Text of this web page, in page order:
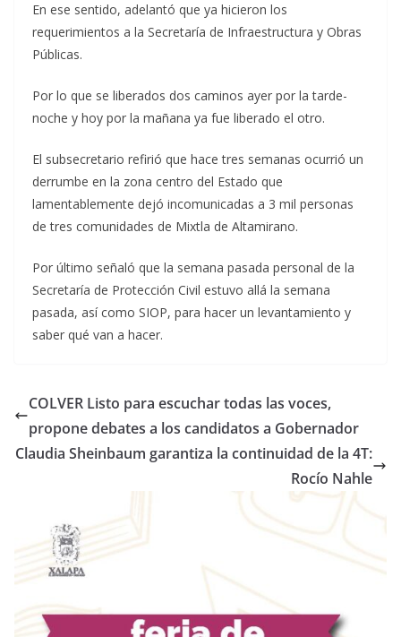
En ese sentido, adelantó que ya hicieron los
requerimientos a la Secretaría de Infraestructura y Obras
Públicas.
Por lo que se liberados dos caminos ayer por la tarde-
noche y hoy por la mañana ya fue liberado el otro.
El subsecretario refirió que hace tres semanas ocurrió un
derrumbe en la zona centro del Estado que
lamentablemente dejó incomunicadas a 3 mil personas
de tres comunidades de Mixtla de Altamirano.
Por último señaló que la semana pasada personal de la
Secretaría de Protección Civil estuvo allá la semana
pasada, así como SIOP, para hacer un levantamiento y
saber qué van a hacer.
COLVER Listo para escuchar todas las voces,
propone debates a los candidatos a Gobernador
Claudia Sheinbaum garantiza la continuidad de la 4T:
Rocío Nahle